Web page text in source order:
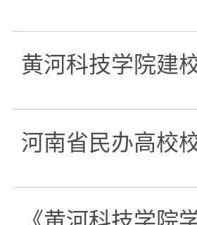
黄河科技学院建
河南省民办高校